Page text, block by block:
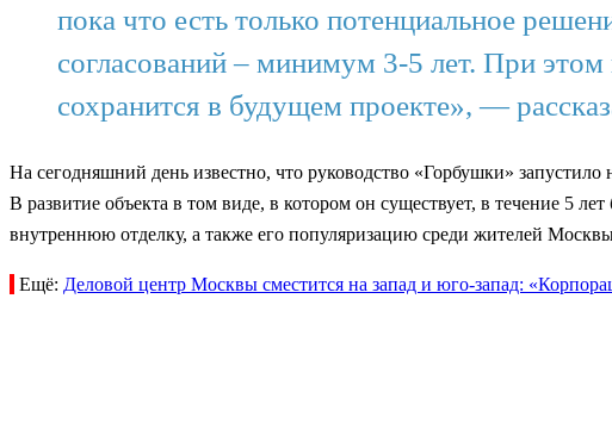
пока что есть только потенциальное
согласований – минимум 3-5 лет. При
сохранится в будущем проекте», —
На сегодняшний день известно, что руководство «Горбушки»
В развитие объекта в том виде, в котором он существует, в течение 5
внутреннюю отделку, а также его популяризацию среди жителей
Ещё: Деловой центр Москвы сместится на запад и юго-запад: